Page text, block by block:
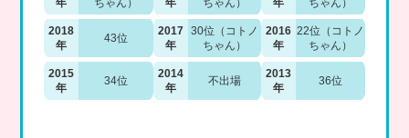
年
ちゃん）
年
ちゃん）
年
ちゃん）
2018
年
43位
2017
年
30位（コトノ
ちゃん）
2016
年
22位（コトノ
ちゃん）
2015
年
34位
2014
年
不出場
2013
年
36位